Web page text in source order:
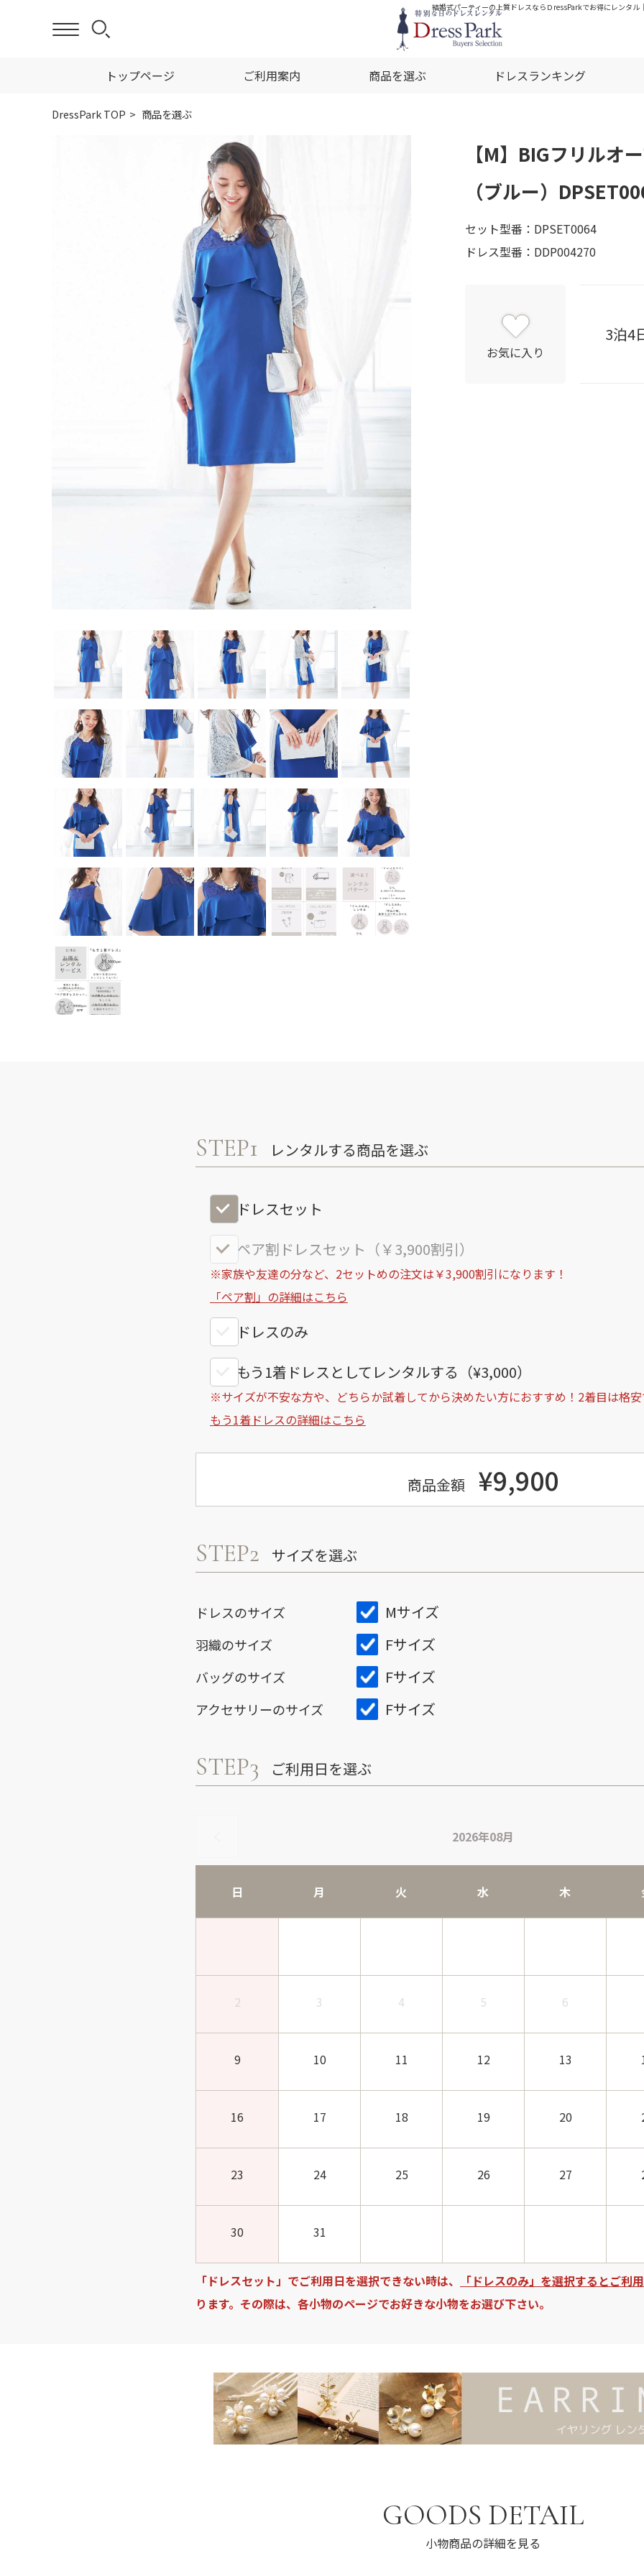
結婚式パーティーの上質ドレスならＤressParkでお得にレンタ
トップページ ご利用案内 商品を選ぶ ドレスランキング
DressPark TOP 商品を選ぶ
【M】BIGフリルオ
（ブルー）
セット型番：DPSET0064
ドレス型番：DDP004270
お気に入り
3泊4
STEP1 レンタルする商品を選ぶ
ドレスセット
ペア割ドレスセット（￥3,900割引）
※家族や友達の分など、2セットめの注文は￥3,900割引になります！
「ペア割」の詳細はこちら
ドレスのみ
もう1着ドレスとしてレンタルする（¥3,000）
※サイズが不安な方や、どちらか試着してから決めたい方におすすめ！2着目は格
もう1着ドレスの詳細はこちら
商品金額 ¥9,900
STEP2 サイズを選ぶ
ドレスのサイズ Mサイズ
羽織のサイズ Fサイズ
バッグのサイズ Fサイズ
アクセサリーのサイズ Fサイズ
STEP3 ご利用日を選ぶ
2026年08月
日 月 火 水 木
2 3 4 5 6
9 10 11 12 13
16 17 18 19 20
23 24 25 26 27
30 31
「ドレスセット」でご利用日を選択できない時は、
「ドレスのみ」を選択するとご利
ります。その際は、各小物のページでお好きな小物をお選び下さい。
GOODS DETAIL
小物商品の詳細を見る